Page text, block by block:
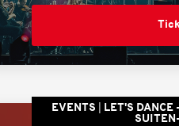
EVENTS
LET'S